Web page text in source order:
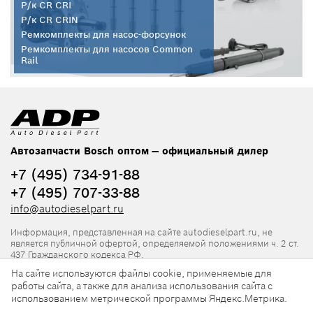
Р/к CR CRI
Р/к CR CRIN
Ремкомплекты для насос-форсунок
Ремкомплекты для насосов Common
Rail
Автозапчасти Bosch оптом — официальный дилер
+7 (495) 734-91-88
+7 (495) 707-33-88
info@autodieselpart.ru
Информация, представленная на сайте autodieselpart.ru, не
является публичной офертой, определяемой положениями ч. 2 ст.
437 Гражданского кодекса РФ.
Нормативная документация
ADP в социальных сетях
На сайте используются файлы cookie, применяемые для
работы сайта, а также для анализа использования сайта с
использованием метрической программы Яндекс.Метрика.